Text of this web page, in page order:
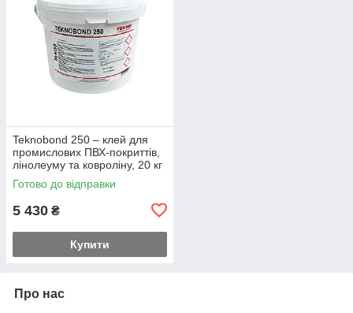
Teknobond 250 – клей для
промислових ПВХ-покриттів,
лінолеуму та ковроліну, 20 кг
Готово до відправки
5 430 ₴
Купити
Про нас